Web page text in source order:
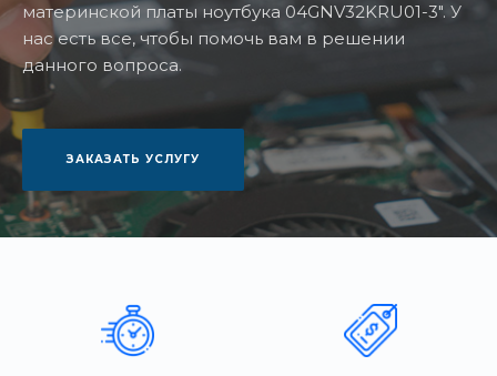
материнской платы ноутбука 04GNV32KRU01-3". У
нас есть все, чтобы помочь вам в решении
данного вопроса.
ЗАКАЗАТЬ УСЛУГУ